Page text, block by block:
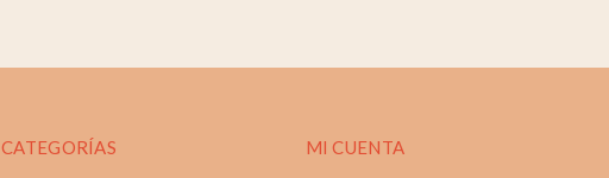
CATEGORÍAS MI CUENTA